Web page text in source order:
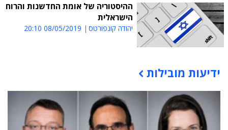
ההיסטוריה של אומת החדשנות והרוח
הישראלית
יהודה קונפורטס 08/05/2019 20:10
תוכן פרסומי
ידיעות מובילות